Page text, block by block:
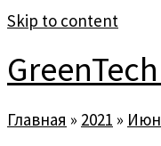
Skip to content
Главная » 2021 »